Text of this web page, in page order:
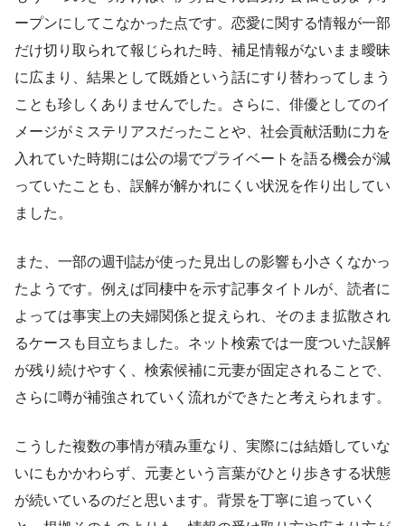
ープンにしてこなかった点です。恋愛に関する情報が一部
だけ切り取られて報じられた時、補足情報がないまま曖昧
に広まり、結果として既婚という話にすり替わってしまう
ことも珍しくありませんでした。さらに、俳優としてのイ
メージがミステリアスだったことや、社会貢献活動に力を
入れていた時期には公の場でプライベートを語る機会が減
っていたことも、誤解が解かれにくい状況を作り出してい
ました。
また、一部の週刊誌が使った見出しの影響も小さくなかっ
たようです。例えば同棲中を示す記事タイトルが、読者に
よっては事実上の夫婦関係と捉えられ、そのまま拡散され
るケースも目立ちました。ネット検索では一度ついた誤解
が残り続けやすく、検索候補に元妻が固定されることで、
さらに噂が補強されていく流れができたと考えられます。
こうした複数の事情が積み重なり、実際には結婚していな
いにもかかわらず、元妻という言葉がひとり歩きする状態
が続いているのだと思います。背景を丁寧に追っていく